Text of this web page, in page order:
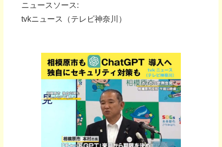
ニュースソース:
tvkニュース（テレビ神奈川）